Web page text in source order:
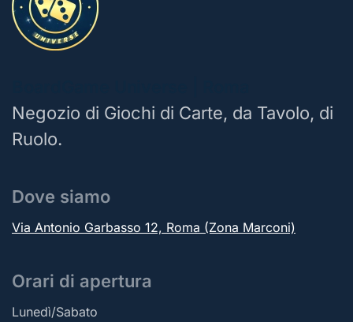
Negozio di Giochi di Carte, da Tavolo, di
Ruolo.
Dove siamo
Via Antonio Garbasso 12, Roma (Zona Marconi)
Orari di apertura
Lunedì/Sabato